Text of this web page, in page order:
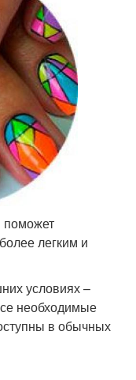
поможет
легким и
условиях –
необходимые
в обычных